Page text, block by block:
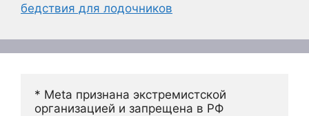
бедствия для лодочников
* Meta признана экстремистской
организацией и запрещена в РФ